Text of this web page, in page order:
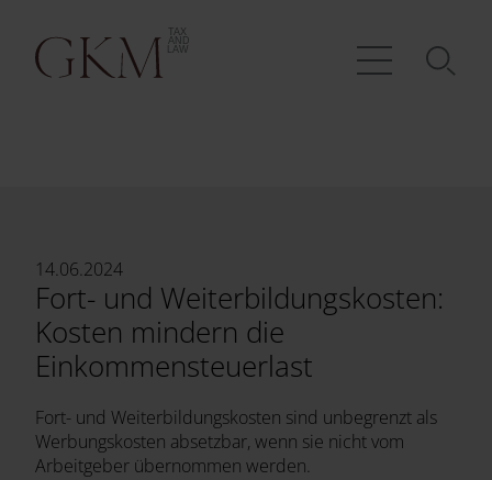
14.06.2024
Fort- und Weiterbildungskosten:
Kosten mindern die
Einkommensteuerlast
Fort- und Weiterbildungskosten sind unbegrenzt als
Werbungskosten absetzbar, wenn sie nicht vom
Arbeitgeber übernommen werden.